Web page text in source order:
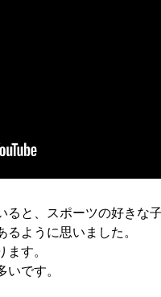
と、スポーツの好きな
ように思いました。
す。
です。